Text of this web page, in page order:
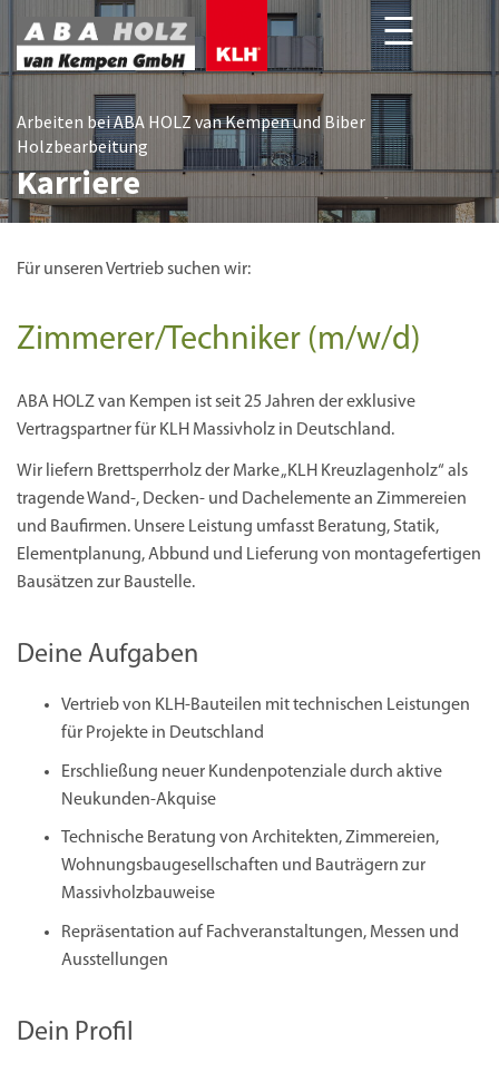
Arbeiten bei ABA HOLZ van Kempen und Biber
Holzbearbeitung
Karriere
Für unseren Vertrieb suchen wir:
Zimmerer/Techniker (m/w/d)
ABA HOLZ van Kempen ist seit 25 Jahren der exklusive
Vertragspartner für KLH Massivholz in Deutschland.
Wir liefern Brettsperrholz der Marke „KLH Kreuzlagenholz“ als
tragende Wand-, Decken- und Dachelemente an Zimmereien
und Baufirmen. Unsere Leistung umfasst Beratung, Statik,
Elementplanung, Abbund und Lieferung von montagefertigen
Bausätzen zur Baustelle.
Deine Aufgaben
Vertrieb von KLH-Bauteilen mit technischen Leistungen
für Projekte in Deutschland
Erschließung neuer Kundenpotenziale durch aktive
Neukunden-Akquise
Technische Beratung von Architekten, Zimmereien,
Wohnungsbaugesellschaften und Bauträgern zur
Massivholzbauweise
Repräsentation auf Fachveranstaltungen, Messen und
Ausstellungen
Dein Profil